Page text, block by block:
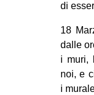
di
18
dalle
i muri,
noi, e
i